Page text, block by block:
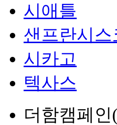
시애틀
샌프란시스
시카고
텍사스
더함캠페